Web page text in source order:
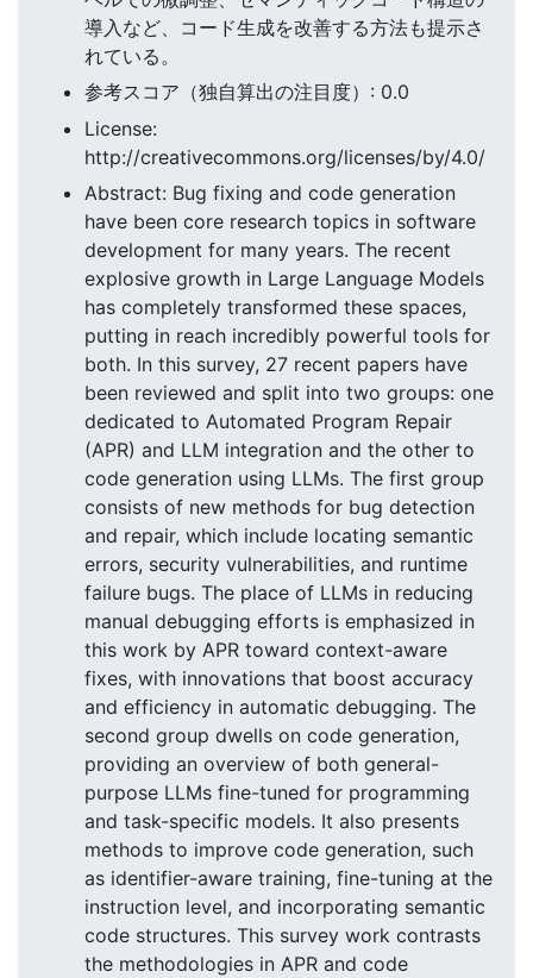
導入など、コード生成を改善する方法も提示さ
れている。
参考スコア（独自算出の注目度）: 0.0
License:
http://creativecommons.org/licenses/by/4.0/
Abstract: Bug fixing and code generation
have been core research topics in software
development for many years. The recent
explosive growth in Large Language Models
has completely transformed these spaces,
putting in reach incredibly powerful tools for
both. In this survey, 27 recent papers have
been reviewed and split into two groups: one
dedicated to Automated Program Repair
(APR) and LLM integration and the other to
code generation using LLMs. The first group
consists of new methods for bug detection
and repair, which include locating semantic
errors, security vulnerabilities, and runtime
failure bugs. The place of LLMs in reducing
manual debugging efforts is emphasized in
this work by APR toward context-aware
fixes, with innovations that boost accuracy
and efficiency in automatic debugging. The
second group dwells on code generation,
providing an overview of both general-
purpose LLMs fine-tuned for programming
and task-specific models. It also presents
methods to improve code generation, such
as identifier-aware training, fine-tuning at the
instruction level, and incorporating semantic
code structures. This survey work contrasts
the methodologies in APR and code